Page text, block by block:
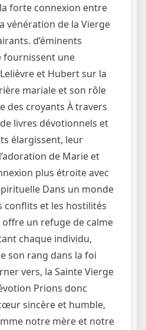
forte connexion entre
vénération de la Vierge
d’éminents
fournissent une
et Hubert sur la
mariale et son rôle
des croyants À travers
livres dévotionnels et
élargissent, leur
de Marie et
plus étroite avec
Dans un monde
conflits et les hostilités
un refuge de calme
chaque individu,
son rang dans la foi
vers, la Sainte Vierge
Prions donc
sincère et humble,
notre mère et notre